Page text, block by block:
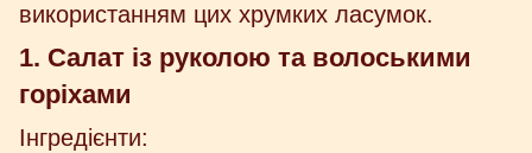
використанням цих хрумких ласумок.
1. Салат із руколою та волоськими
горіхами
Інгредієнти: